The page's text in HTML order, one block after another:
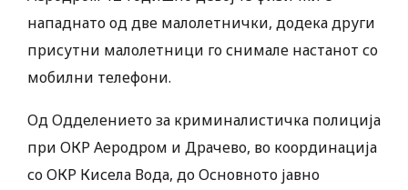
нападнато од две малолетнички, додека други
присутни малолетници го снимале настанот со
мобилни телефони.
Од Одделението за криминалистичка полиција
при ОКР Аеродром и Драчево, во координација
со ОКР Кисела Вода, до Основното јавно